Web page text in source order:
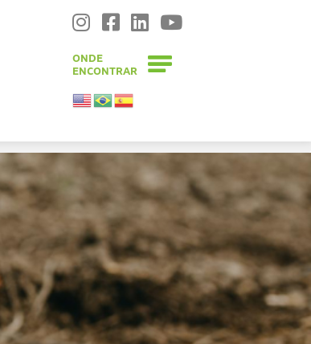
Skip to content
ONDE
ENCONTRAR